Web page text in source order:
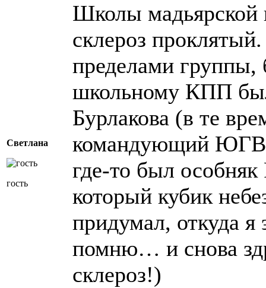
Светлана
гость
Школы
склероз
пределами группы,
школьному КПП
Бурлакова (в те
командующий
где-то был особняк
который кубик
придумал, откуда
помню… и снова
склероз!)